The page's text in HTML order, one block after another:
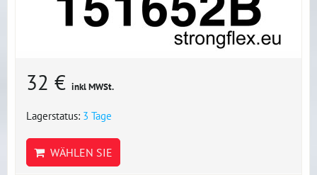
32 € inkl MWSt.
Lagerstatus: 3 Tage
WÄHLEN SIE